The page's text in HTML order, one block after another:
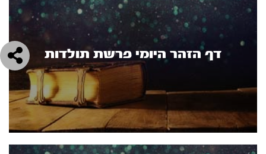
דף הזהר היומי פרשת תולדות